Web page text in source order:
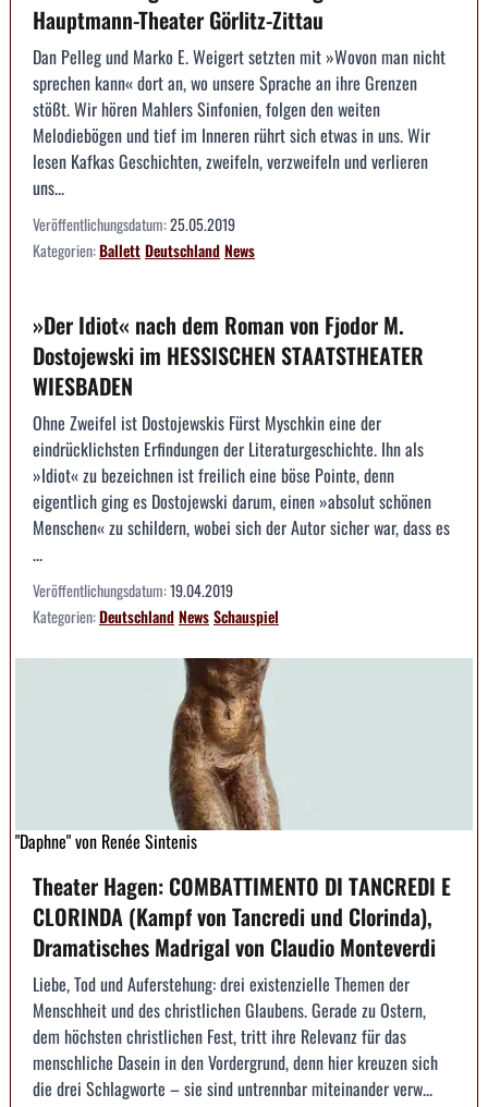
Hauptmann-Theater Görlitz-Zittau
Dan Pelleg und Marko E. Weigert setzten mit »Wovon man nicht
sprechen kann« dort an, wo unsere Sprache an ihre Grenzen
stößt. Wir hören Mahlers Sinfonien, folgen den weiten
Melodiebögen und tief im Inneren rührt sich etwas in uns. Wir
lesen Kafkas Geschichten, zweifeln, verzweifeln und verlieren
uns...
Veröffentlichungsdatum:25.05.2019
Kategorien:BallettDeutschlandNews
»Der Idiot« nach dem Roman von Fjodor M.
Dostojewski im HESSISCHEN STAATSTHEATER
WIESBADEN
Ohne Zweifel ist Dostojewskis Fürst Myschkin eine der
eindrücklichsten Erfindungen der Literaturgeschichte. Ihn als
»Idiot« zu bezeichnen ist freilich eine böse Pointe, denn
eigentlich ging es Dostojewski darum, einen »absolut schönen
Menschen« zu schildern, wobei sich der Autor sicher war, dass es
...
Veröffentlichungsdatum:19.04.2019
Kategorien:DeutschlandNewsSchauspiel
"Daphne" von Renée Sintenis
Theater Hagen: COMBATTIMENTO DI TANCREDI E
CLORINDA (Kampf von Tancredi und Clorinda),
Dramatisches Madrigal von Claudio Monteverdi
Liebe, Tod und Auferstehung: drei existenzielle Themen der
Menschheit und des christlichen Glaubens. Gerade zu Ostern,
dem höchsten christlichen Fest, tritt ihre Relevanz für das
menschliche Dasein in den Vordergrund, denn hier kreuzen sich
die drei Schlagworte – sie sind untrennbar miteinander verw...